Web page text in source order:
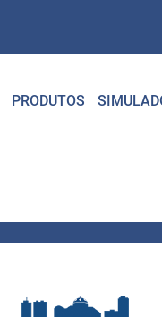
PRODUTOS